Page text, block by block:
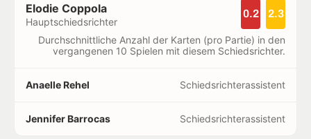
Elodie Coppola
Hauptschiedsrichter
0.2 2.3
Durchschnittliche Anzahl der Karten (pro Partie) in den
vergangenen 10 Spielen mit diesem Schiedsrichter.
Anaelle Rehel Schiedsrichterassistent
Jennifer Barrocas Schiedsrichterassistent